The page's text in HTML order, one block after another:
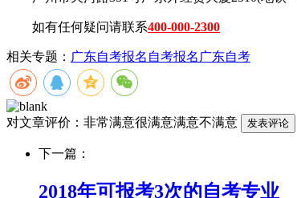
如有任何疑问请联系400-000-2300
相关专题： 广东自考报名 自考报名 广东自考
对文章评价： 非常满意很满意满意不满意
下一篇：
2018年可报考3次的自考专业